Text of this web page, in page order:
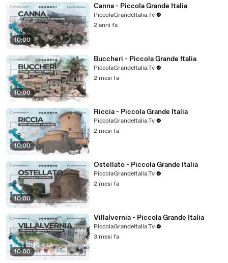
10:00
Canna - Piccola Grande Italia
PiccolaGrandeItalia.Tv
2 anni fa
10:00
Buccheri - Piccola Grande Italia
PiccolaGrandeItalia.Tv
2 mesi fa
10:00
Riccia - Piccola Grande Italia
PiccolaGrandeItalia.Tv
2 mesi fa
10:00
Ostellato - Piccola Grande Italia
PiccolaGrandeItalia.Tv
2 mesi fa
10:00
Villalvernia - Piccola Grande Italia
PiccolaGrandeItalia.Tv
3 mesi fa